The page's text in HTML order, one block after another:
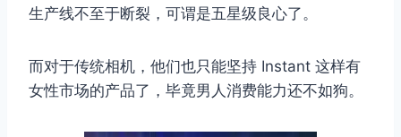
生产线不至于断裂，可谓是五星级良心了。
而对于传统相机，他们也只能坚持 Instant 这样有
女性市场的产品了，毕竟男人消费能力还不如狗。